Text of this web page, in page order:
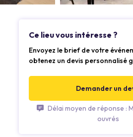
Ce lieu vous intéresse ?
Envoyez le brief de votre
obtenez un devis personnalisé
Demander un
Délai moyen de réponse :
ouvrés